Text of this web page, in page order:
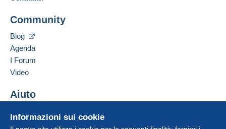
Un pagamento non effettuato tramite
pagamento integrato nel sito
venditore all'acquirente. Un acquisto non pagato
dell'acquirente.
clausole relative al pagamento, queste sono da
considerarsi nulle e non dovute. Le condizioni di
pagamento del sito Delcampe, definite nelle
IMPASSE FRESSES D'EN PARBAU
HLM MEDITERRANEE . BAT 4 . ETG 2. APT
Francia
Aggiungere questo venditore ai preferiti
Contattare il venditore
Informazioni sui cookie
Community
Blog
Agenda
I Forum
Video
Aiuto
Acquistare su Delcampe